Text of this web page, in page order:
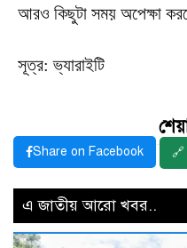
আরও কিছুটা সময় অপেক্ষা
সূত্র: ভ্যারাইটি
Share on Facebook 🔗
এ জাতীয় আরো খবর..